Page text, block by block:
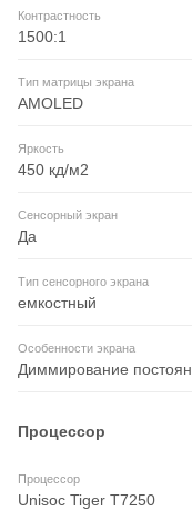
Контрастность
1500:1
Тип матрицы экрана
AMOLED
Яркость
450 кд/м2
Сенсорный экран
Да
Тип сенсорного экрана
емкостный
Особенности экрана
Диммирование
Процессор
Процессор
Unisoc Tiger T7250